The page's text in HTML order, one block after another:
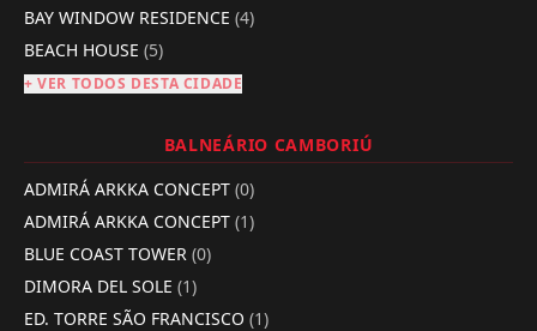
BAY WINDOW RESIDENCE (4)
BEACH HOUSE (5)
+ VER TODOS DESTA CIDADE
BALNEÁRIO CAMBORIÚ
ADMIRÁ ARKKA CONCEPT (0)
ADMIRÁ ARKKA CONCEPT (1)
BLUE COAST TOWER (0)
DIMORA DEL SOLE (1)
ED. TORRE SÃO FRANCISCO (1)